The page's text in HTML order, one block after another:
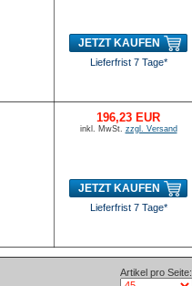
JETZT KAUFEN
Lieferfrist 7 Tage*
196,23 EUR
inkl. MwSt. zzgl. Versand
JETZT KAUFEN
Lieferfrist 7 Tage*
Artikel pro Seite: